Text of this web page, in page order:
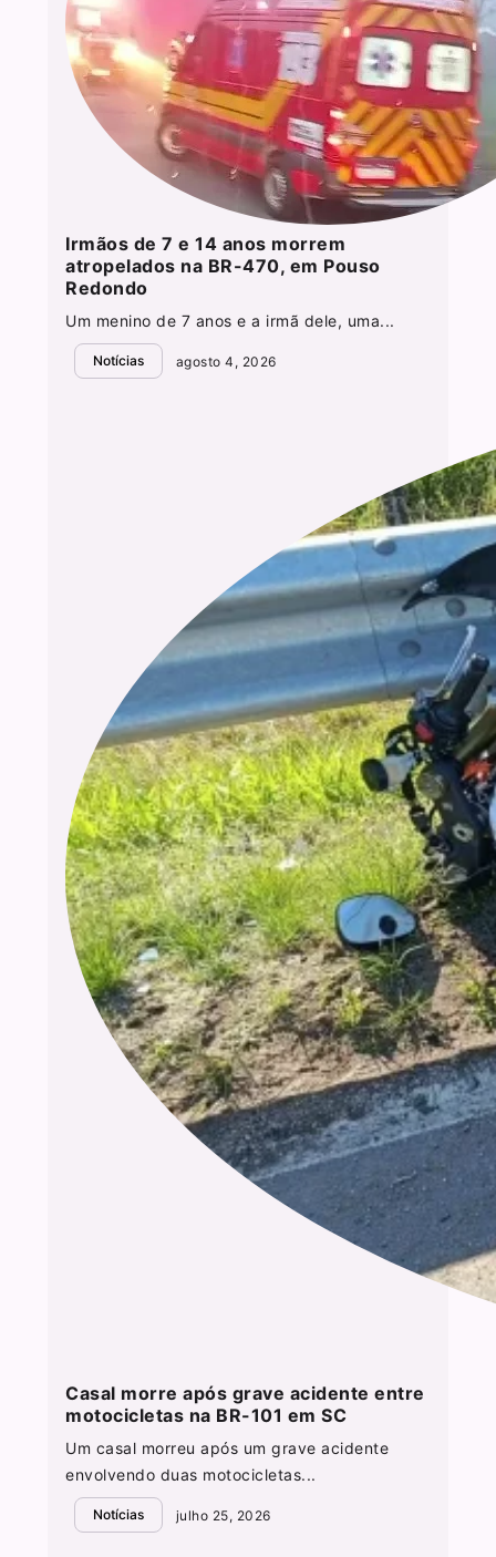
Irmãos de 7 e 14 anos morrem
atropelados na BR-470, em Pouso
Redondo
Um menino de 7 anos e a irmã dele, uma...
Notícias agosto 4, 2026
Casal morre após grave acidente entre
motocicletas na BR-101 em SC
Um casal morreu após um grave acidente
envolvendo duas motocicletas...
Notícias julho 25, 2026